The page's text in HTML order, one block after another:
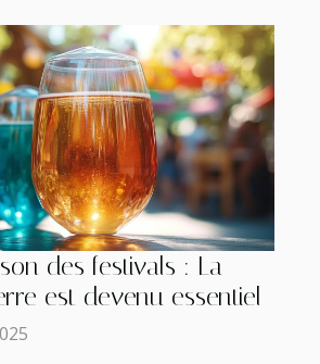
des festivals : La
est devenu essentiel